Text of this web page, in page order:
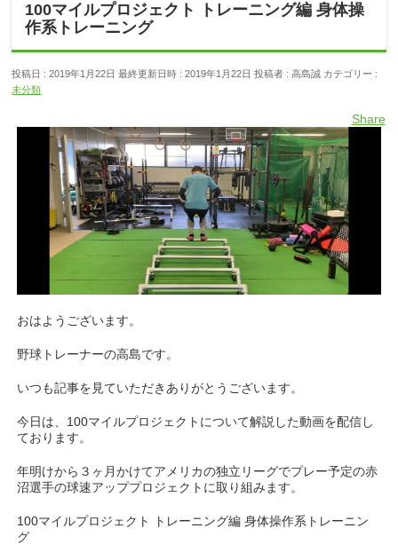
100マイルプロジェクト トレーニング編 身体操
作系トレーニング
投稿日 : 2019年1月22日 最終更新日時 : 2019年1月22日 投稿者 :高島誠 カテゴリー :
未分類
Share
おはようございます。
野球トレーナーの高島です。
いつも記事を見ていただきありがとうございます。
今日は、100マイルプロジェクトについて解説した動画を配信し
ております。
年明けから３ヶ月かけてアメリカの独立リーグでプレー予定の赤
沼選手の球速アッププロジェクトに取り組みます。
100マイルプロジェクト トレーニング編 身体操作系トレーニン
グ